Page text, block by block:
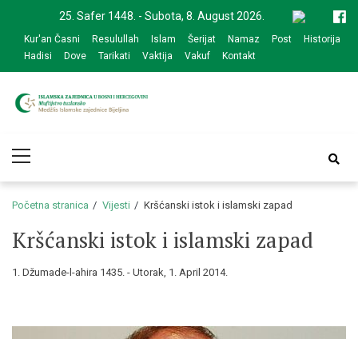
navigation
content
25. Safer 1448. - Subota, 8. August 2026.
Kur'an Časni Resulullah Islam Šerijat Namaz Post
Historija
Hadisi
Dove Tarikati Vaktija Vakuf Kontakt
zajednice Bijeljina
Menu
Početna stranica Vijesti Kršćanski istok i islamski zapad
Kršćanski istok i islamski zapad
1. Džumade-l-ahira 1435. - Utorak, 1. April 2014.